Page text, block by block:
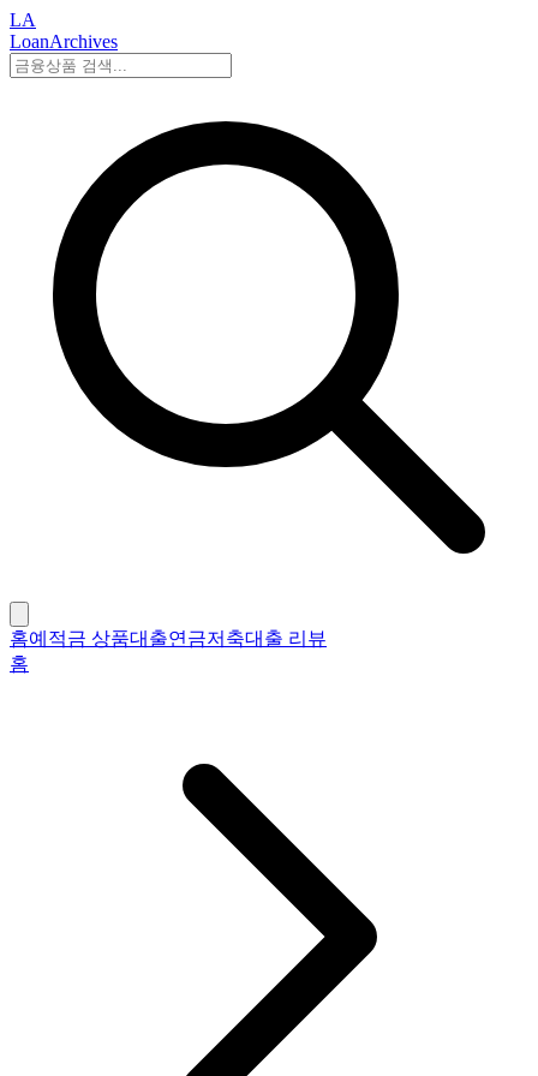
LA
LoanArchives
홈예적금 상품대출연금저축대출 리뷰
홈